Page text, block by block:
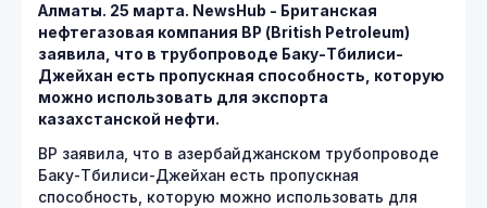
Алматы. 25 марта. NewsHub - Британская
нефтегазовая компания ВР (British Petroleum)
заявила, что в трубопроводе Баку-Тбилиси-
Джейхан есть пропускная способность, которую
можно использовать для экспорта
казахстанской нефти.
ВР заявила, что в азербайджанском трубопроводе
Баку-Тбилиси-Джейхан есть пропускная
способность, которую можно использовать для